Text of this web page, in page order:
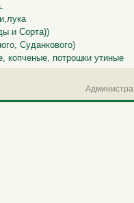
и Сорта))
Суданкового)
копченые, потрошки утиные